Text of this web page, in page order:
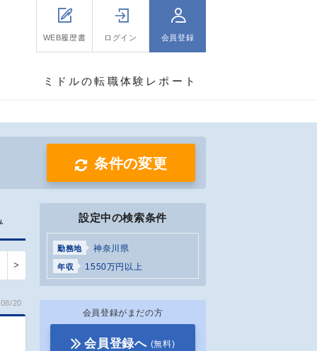
WEB履歴書 ログイン 会員登録
ミドルの転職体験レポート
条件の変更
>
20
設定中の検索条件
勤務地 神奈川県
年収 1550万円以上
会員登録がまだの方
会員登録へ (無料)